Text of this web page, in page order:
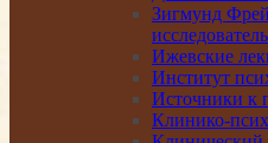
Зигмунд
Ижевские
Институт
Источники к
Клинико-